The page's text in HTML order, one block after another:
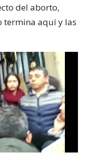
del aborto,
termina aquí y las